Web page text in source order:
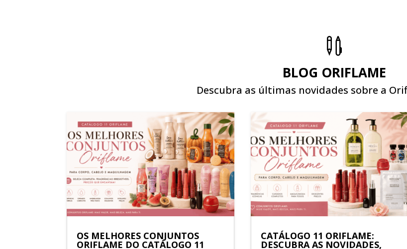

BLOG ORIFLAME
Descubra as últimas novidades sobre a
OS MELHORES CONJUNTOS
ORIFLAME DO CATÁLOGO 11
CATÁLOGO 11 ORIFLAME:
DESCUBRA AS NOVIDADES,